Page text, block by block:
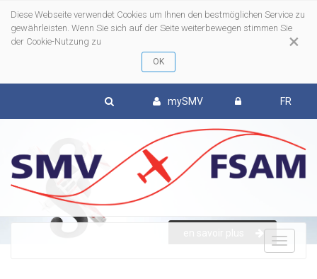
×
Diese Webseite verwendet Cookies um Ihnen den bestmöglichen Service zu
gewährleisten. Wenn Sie sich auf der Seite weiterbewegen stimmen Sie
der Cookie-Nutzung zu
mySMV FR